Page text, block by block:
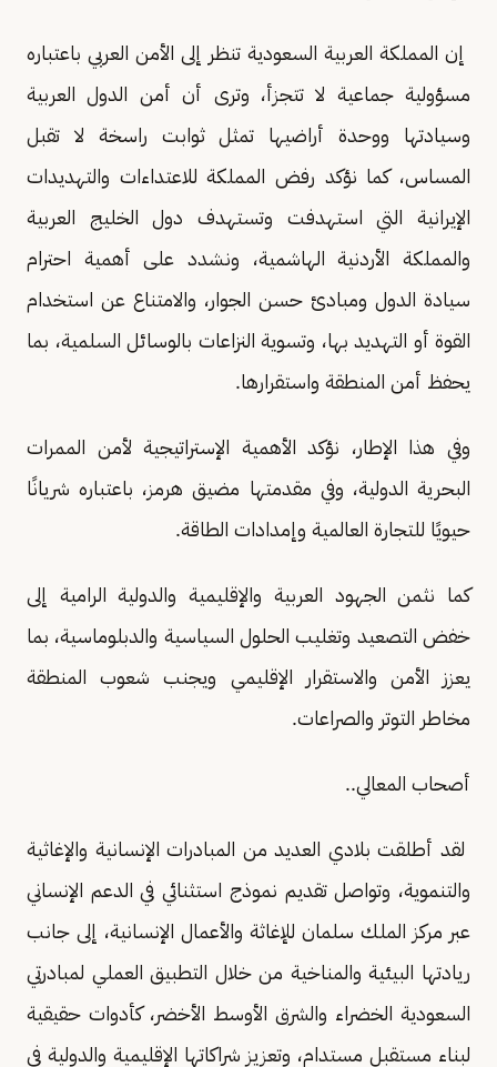
إن المملكة العربية السعودية تنظر إلى الأمن العربي باعتباره
مسؤولية جماعية لا تتجزأ، وترى أن أمن الدول العربية
وسيادتها ووحدة أراضيها تمثل ثوابت راسخة لا تقبل
المساس، كما نؤكد رفض المملكة للاعتداءات والتهديدات
الإيرانية التي استهدفت وتستهدف دول الخليج العربية
والمملكة الأردنية الهاشمية، ونشدد على أهمية احترام
سيادة الدول ومبادئ حسن الجوار، والامتناع عن استخدام
القوة أو التهديد بها، وتسوية النزاعات بالوسائل السلمية، بما
يحفظ أمن المنطقة واستقرارها.
وفي هذا الإطار، نؤكد الأهمية الإستراتيجية لأمن الممرات
البحرية الدولية، وفي مقدمتها مضيق هرمز، باعتباره شريانًا
حيويًا للتجارة العالمية وإمدادات الطاقة.
كما نثمن الجهود العربية والإقليمية والدولية الرامية إلى
خفض التصعيد وتغليب الحلول السياسية والدبلوماسية، بما
يعزز الأمن والاستقرار الإقليمي ويجنب شعوب المنطقة
مخاطر التوتر والصراعات.
أصحاب المعالي..
لقد أطلقت بلادي العديد من المبادرات الإنسانية والإغاثية
والتنموية، وتواصل تقديم نموذج استثنائي في الدعم الإنساني
عبر مركز الملك سلمان للإغاثة والأعمال الإنسانية، إلى جانب
ريادتها البيئية والمناخية من خلال التطبيق العملي لمبادرتي
السعودية الخضراء والشرق الأوسط الأخضر، كأدوات حقيقية
لبناء مستقبل مستدام، وتعزيز شراكاتها الإقليمية والدولية في